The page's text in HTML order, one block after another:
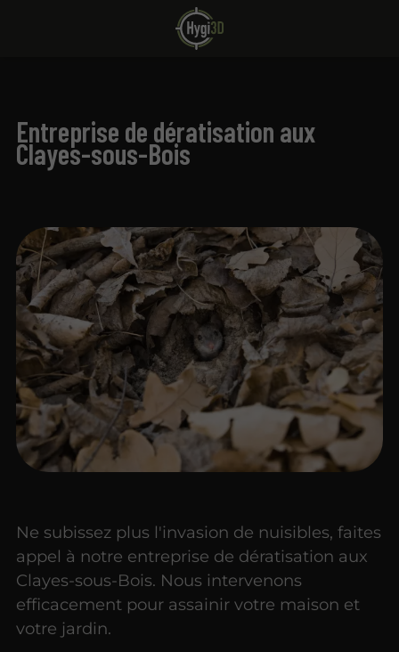
Entreprise de dératisation aux
Clayes-sous-Bois
Ne subissez plus l'invasion de nuisibles, faites
appel à notre entreprise de dératisation aux
Clayes-sous-Bois. Nous intervenons
efficacement pour assainir votre maison et
votre jardin.